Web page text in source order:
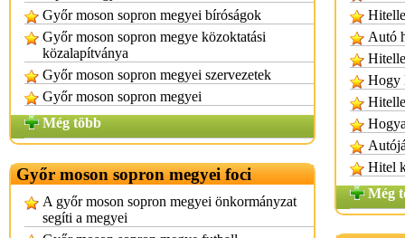
Győr moson sopron megyei bíróságok
Győr moson sopron megye közoktatási
közalapítványa
Győr moson sopron megyei szervezetek
Győr moson sopron megyei
Még több
Győr moson sopron megyei foci
A győr moson sopron megyei önkormányzat
segíti a megyei
Autó
Hogy
Hitel
Még